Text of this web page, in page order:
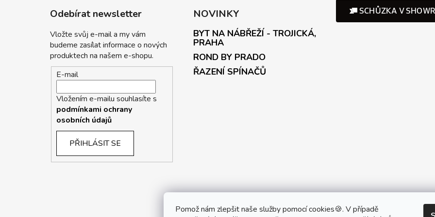
Pomož nám zlepšit naše služby pomocí cookies🍪. V případě
Odebírat newsletter
Vložte svůj e-mail a my vám
budeme zasílat informace o nových
produktech na našem e-shopu.
E-mail
Vložením e-mailu souhlasíte s
podmínkami ochrany
osobních údajů
PŘIHLÁSIT SE
NOVINKY
BYT NA NÁBŘEŽÍ - TROJICKÁ,
PRAHA
ROND BY PRADO
ŘAZENÍ SPÍNAČŮ
Partner Showroom MONOBRAND Partner Eshop